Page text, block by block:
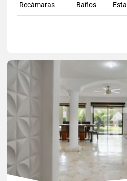
Recámaras Baños